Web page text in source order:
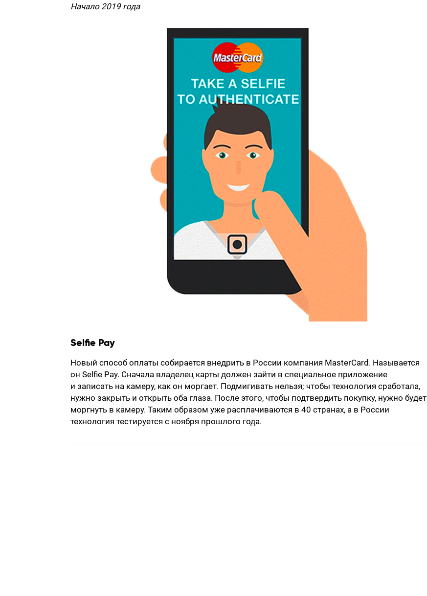
Начало 2019 года
Selfie Pay
Новый способ оплаты собирается внедрить в России компания MasterCard. Называется
он Selfie Pay. Сначала владелец карты должен зайти в специальное приложение
и записать на камеру, как он моргает. Подмигивать нельзя; чтобы технология сработала,
нужно закрыть и открыть оба глаза. После этого, чтобы подтвердить покупку, нужно будет
моргнуть в камеру. Таким образом уже расплачиваются в 40 странах, а в России
технология тестируется с ноября прошлого года.